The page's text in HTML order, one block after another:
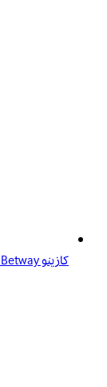
كازينو Betway أونلاين: وجهتك الأولى لتجربة ألعاب متميزة في الإمارات